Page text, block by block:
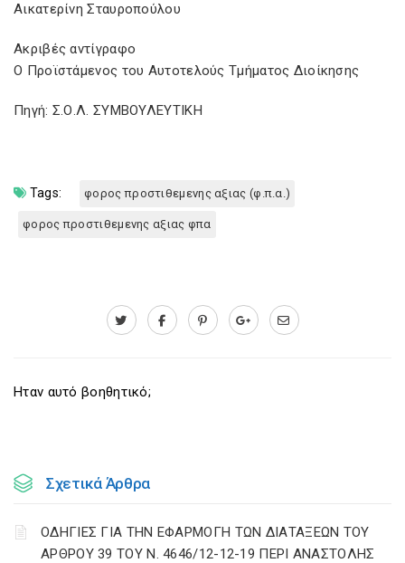
Αικατερίνη Σταυροπούλου
Ακριβές αντίγραφο
Ο Προϊστάμενος του Αυτοτελούς Τμήματος Διοίκησης
Πηγή: Σ.Ο.Λ. ΣΥΜΒΟΥΛΕΥΤΙΚΗ
Tags: φορος προστιθεμενης αξιας (φ.π.α.)
φορος προστιθεμενης αξιας φπα
Ηταν αυτό βοηθητικό;
Σχετικά Άρθρα
ΟΔΗΓΙΕΣ ΓΙΑ ΤΗΝ ΕΦΑΡΜΟΓΗ ΤΩΝ ΔΙΑΤΑΞΕΩΝ ΤΟΥ
ΑΡΘΡΟΥ 39 ΤΟΥ Ν. 4646/12-12-19 ΠΕΡΙ ΑΝΑΣΤΟΛΗΣ